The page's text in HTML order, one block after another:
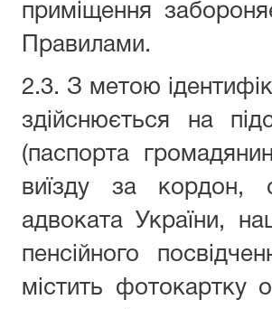
приміщення
Правилами.
2.3. З метою
здійснюється на
(паспорта
виїзду за кордон,
адвоката України,
пенсійного
містить фотокартку